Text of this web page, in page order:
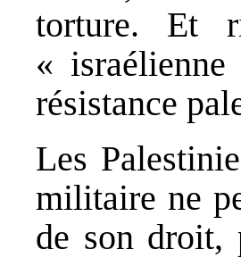
torture. Et
«
résistance
Les
militaire ne
de son droit,